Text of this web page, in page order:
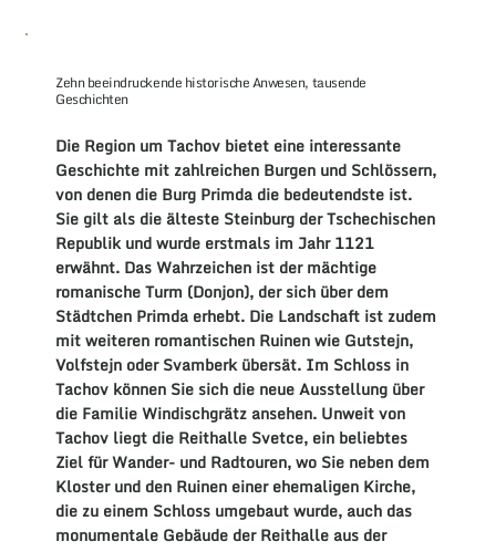
Zehn beeindruckende historische Anwesen, tausende
Geschichten
Die Region umTachov bietet eine interessante
Geschichte mit zahlreichen Burgen und Schlössern,
von denen die Burg Primda die bedeutendste ist.
Sie gilt als die älteste Steinburg derTschechischen
Republikund wurde erstmals im Jahr 1121
erwähnt. Das Wahrzeichen ist der mächtige
romanische Turm (Donjon), der sich über dem
Städtchen Primda erhebt. Die Landschaft ist zudem
mit weiteren romantischen Ruinen wie Gutstejn,
Volfstejn oderSvamberkübersät. Im Schloss in
Tachov können Sie sich die neue Ausstellung über
die FamilieWindischgrätz ansehen. Unweit von
Tachov liegt die Reithalle Svetce, ein beliebtes
Ziel für Wander- und Radtouren, wo Sie neben dem
Klosterund den Ruinen einer ehemaligen Kirche,
die zu einem Schloss umgebaut wurde, auch das
monumentale Gebäude derReithalle aus der